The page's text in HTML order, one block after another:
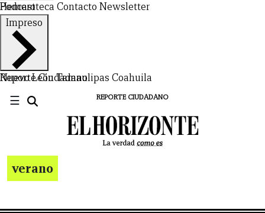
Hemeroteca Contacto Newsletter
Podcast
Impreso
Nuevo LeónTamaulipas Coahuila
Reporte Ciudadano
☰ REPORTE CIUDADANO
verano